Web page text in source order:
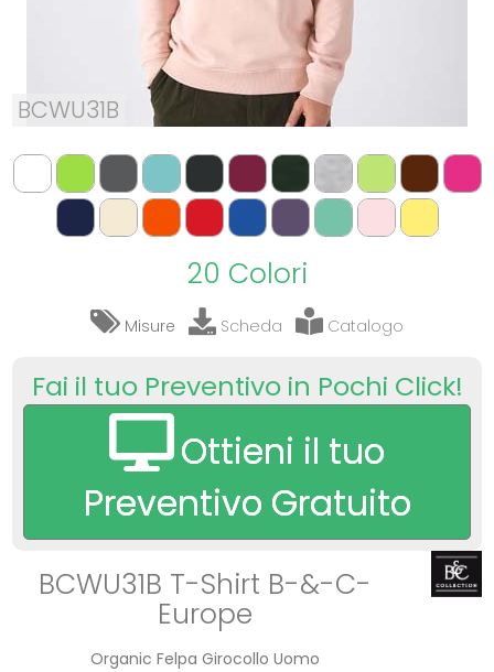
BCWU31B
20 Colori
Misure Scheda Catalogo
Fai il tuo Preventivo in Pochi Click!
Ottieni il tuo
Preventivo Gratuito
BCWU31B T-Shirt B-&-C-
Europe
Organic Felpa Girocollo Uomo